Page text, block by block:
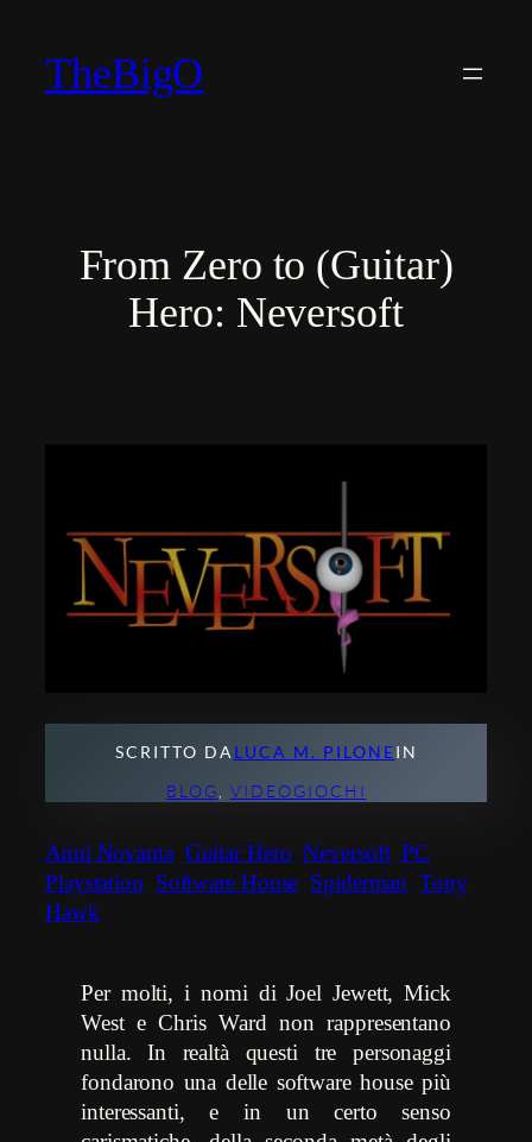
contenuto
TheBigO
From Zero to (Guitar)
Hero: Neversoft
SCRITTO DA LUCA M. PILONEIN
BLOG
VIDEOGIOCHI
Anni Novanta Guitar Hero Neversoft PC
Playstation Software House Spiderman Tony
Hawk
Per molti, i nomi di Joel Jewett, Mick
West e Chris Ward non rappresentano
nulla. In realtà questi tre personaggi
fondarono una delle software house più
interessanti, e in un certo senso